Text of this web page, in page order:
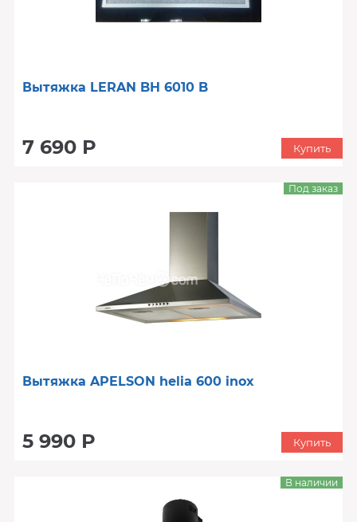
Вытяжка LERAN BH 6010 B
7 690 Р Купить
Вытяжка APELSON helia 600 inox
5 990 Р
Под заказ
Купить
В наличии